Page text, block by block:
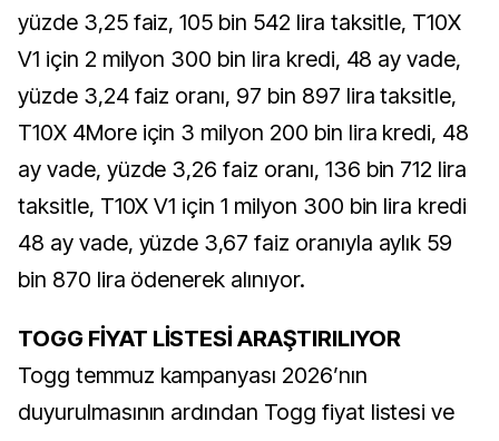
yüzde 3,25 faiz, 105 bin 542 lira taksitle, T10X
V1 için 2 milyon 300 bin lira kredi, 48 ay vade,
yüzde 3,24 faiz oranı, 97 bin 897 lira taksitle,
T10X 4More için 3 milyon 200 bin lira kredi, 48
ay vade, yüzde 3,26 faiz oranı, 136 bin 712 lira
taksitle, T10X V1 için 1 milyon 300 bin lira kredi
48 ay vade, yüzde 3,67 faiz oranıyla aylık 59
bin 870 lira ödenerek alınıyor.
TOGG FİYAT LİSTESİ ARAŞTIRILIYOR
Togg temmuz kampanyası 2026’nın
duyurulmasının ardından Togg fiyat listesi ve